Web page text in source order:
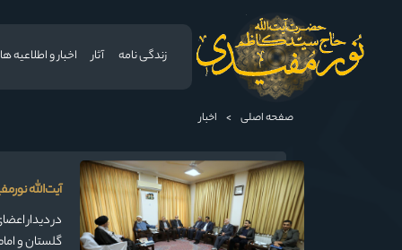
زندگی نامه آثار اخبار و اطلاعیه ها
صفحه اصلی > اخبار
آیت‌الله
در دیدار
گلستان و